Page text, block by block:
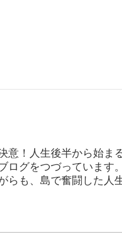
意！人生後半から始ま
ログをつづっています。
も、島で奮闘した人